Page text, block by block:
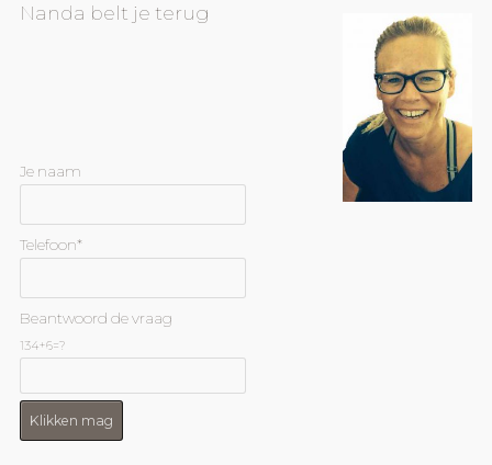
Nanda belt je terug
Je naam
Telefoon*
Beantwoord de vraag
134+6=?